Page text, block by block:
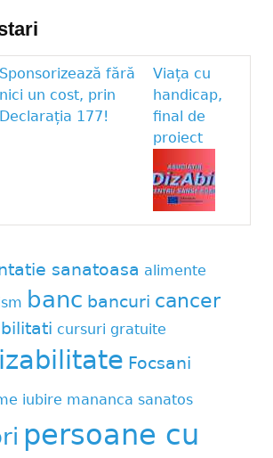
Sponsorizează fără
nici un cost, prin
Declarația 177!
Viața cu
handicap,
final de
proiect
sanatoasa alimente
banc bancuri cancer
cursuri gratuite
Focsani
iubire mananca sanatos
persoane cu